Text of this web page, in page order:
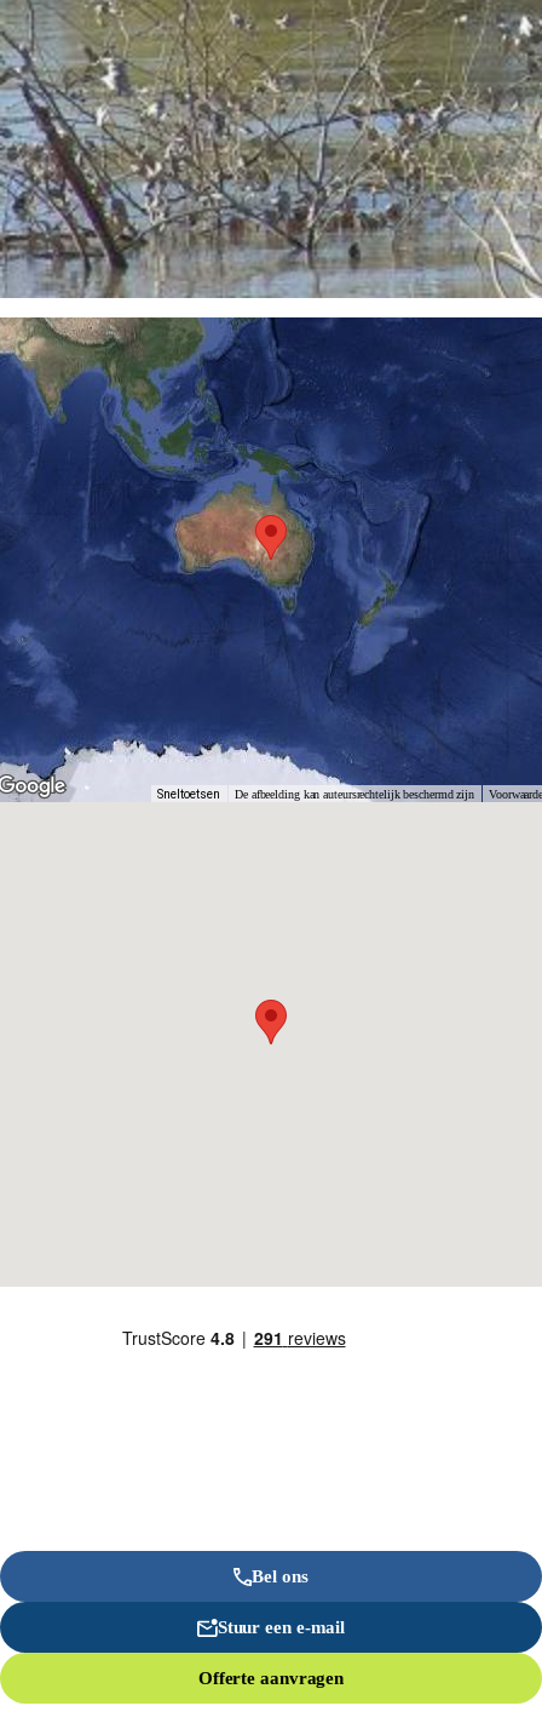
Sneltoetsen De afbeelding kan auteursrechtelijk beschermd zijn
Bel ons
Stuur een e-mail
Offerte aanvragen